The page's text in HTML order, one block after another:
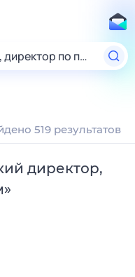
директор по продажам
519 результатов
директор,
»